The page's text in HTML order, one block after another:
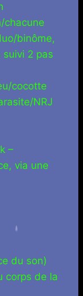
chacune
binôme,
suivi 2 pas
cocotte
NRJ
–
via une
du son)
corps de la